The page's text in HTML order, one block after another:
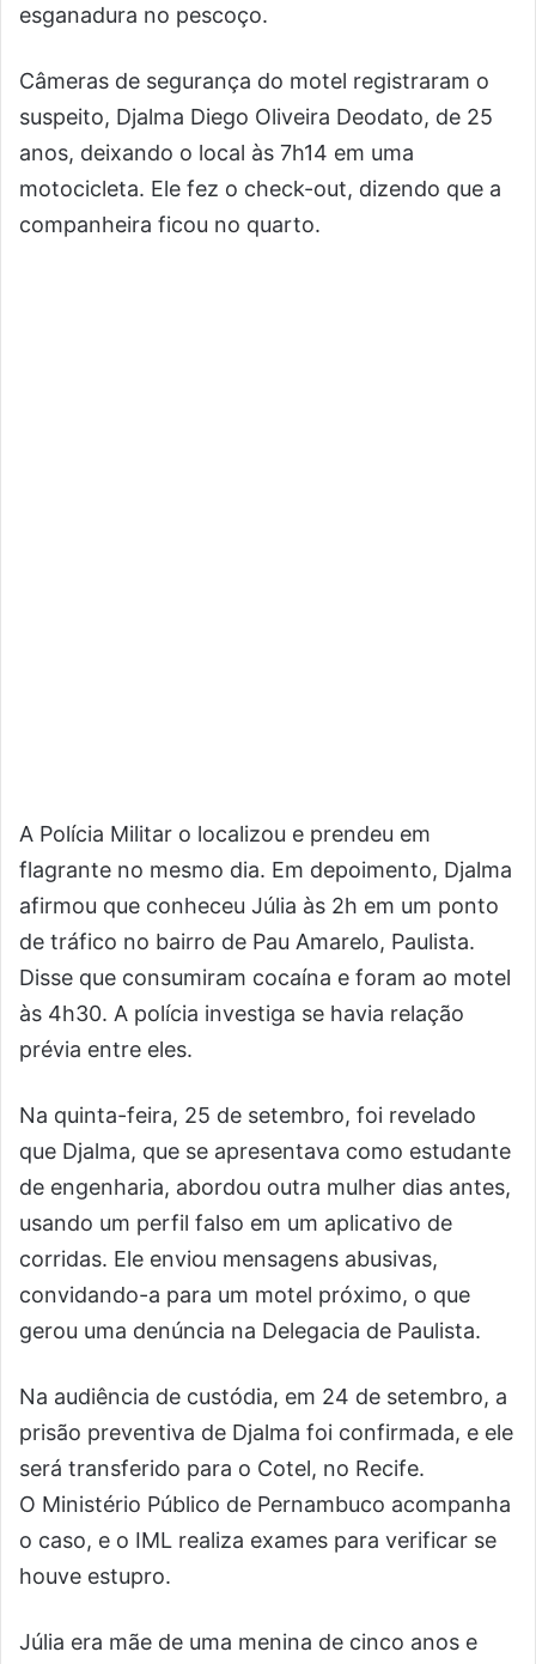
esganadura no pescoço.
Câmeras de segurança do motel registraram o
suspeito, Djalma Diego Oliveira Deodato, de 25
anos, deixando o local às 7h14 em uma
motocicleta. Ele fez o check-out, dizendo que a
companheira ficou no quarto.
A Polícia Militar o localizou e prendeu em
flagrante no mesmo dia. Em depoimento, Djalma
afirmou que conheceu Júlia às 2h em um ponto
de tráfico no bairro de Pau Amarelo, Paulista.
Disse que consumiram cocaína e foram ao motel
às 4h30. A polícia investiga se havia relação
prévia entre eles.
Na quinta-feira, 25 de setembro, foi revelado
que Djalma, que se apresentava como estudante
de engenharia, abordou outra mulher dias antes,
usando um perfil falso em um aplicativo de
corridas. Ele enviou mensagens abusivas,
convidando-a para um motel próximo, o que
gerou uma denúncia na Delegacia de Paulista.
Na audiência de custódia, em 24 de setembro, a
prisão preventiva de Djalma foi confirmada, e ele
será transferido para o Cotel, no Recife.
O Ministério Público de Pernambuco acompanha
o caso, e o IML realiza exames para verificar se
houve estupro.
Júlia era mãe de uma menina de cinco anos e